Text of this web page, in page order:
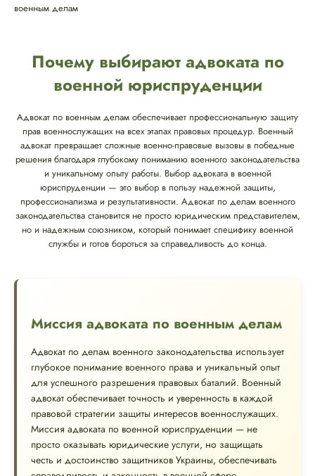
военным делам
Почему выбирают адвоката по
военной юриспруденции
Адвокат по военным делам обеспечивает профессиональную защиту
прав военнослужащих на всех этапах правовых процедур. Военный
адвокат превращает сложные военно-правовые вызовы в победные
решения благодаря глубокому пониманию военного законодательства
и уникальному опыту работы. Выбор адвоката в военной
юриспруденции — это выбор в пользу надежной защиты,
профессионализма и результативности. Адвокат по делам военного
законодательства становится не просто юридическим представителем,
но и надежным союзником, который понимает специфику военной
службы и готов бороться за справедливость до конца.
Миссия адвоката по военным делам
Адвокат по делам военного законодательства использует
глубокое понимание военного права и уникальный опыт
для успешного разрешения правовых баталий. Военный
адвокат обеспечивает точность и уверенность в каждой
правовой стратегии защиты интересов военнослужащих.
Миссия адвоката по военной юриспруденции — не
просто оказывать юридические услуги, но защищать
честь и достоинство защитников Украины, обеспечивать